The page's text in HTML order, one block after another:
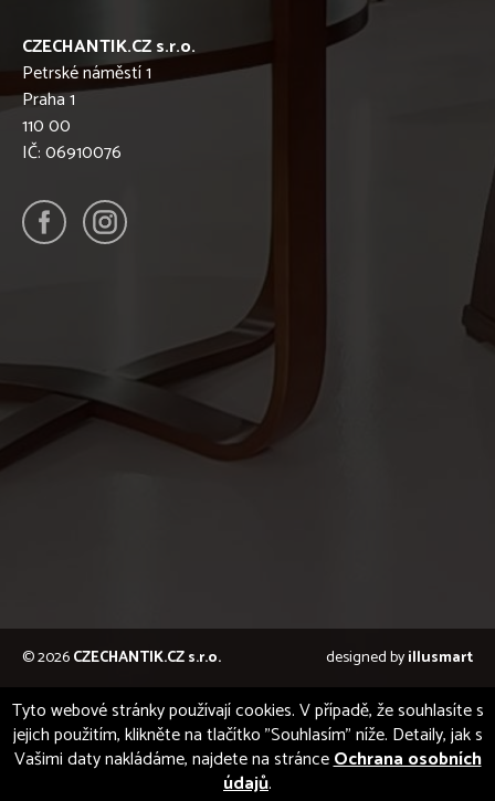
CZECHANTIK.CZ s.r.o.
Petrské náměstí 1
Praha 1
110 00
IČ: 06910076
© 2026CZECHANTIK.CZ s.r.o. designed byillusmart
Tyto webové stránky používají cookies. V případě, že souhlasíte s
jejich použitím, klikněte na tlačítko "Souhlasím" níže. Detaily, jak s
Vašimi daty nakládáme, najdete na stránceOchrana osobních
údajů.